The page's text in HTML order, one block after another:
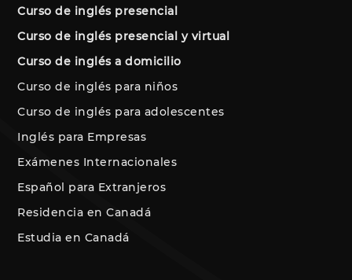
Curso de inglés presencial
Curso de inglés presencial y virtual
Curso de inglés a domicilio
Curso de inglés para niños
Curso de inglés para adolescentes
Inglés para Empresas
Exámenes Internacionales
Español para Extranjeros
Residencia en Canadá
Estudia en Canadá